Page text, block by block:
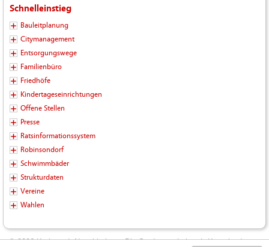
Schnelleinstieg
Bauleitplanung
Citymanagement
Entsorgungswege
Familienbüro
Friedhöfe
Kindertageseinrichtungen
Offene Stellen
Presse
Ratsinformationssystem
Robinsondorf
Schwimmbäder
Strukturdaten
Vereine
Wahlen
© 2026 Kreisstadt Neunkirchen - Die Stadt zum Leben | Kontakt |